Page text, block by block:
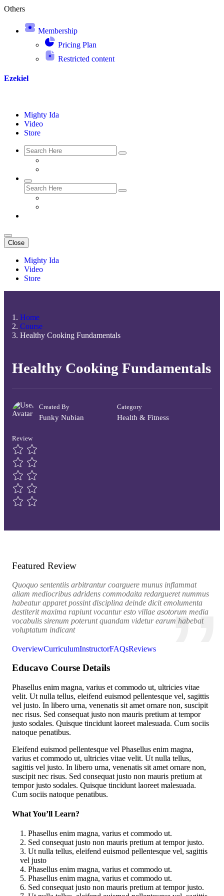
Others
Membership
Pricing Plan
Restricted content
Ezekiel
Mighty Ida
Video
Store
Close
Mighty Ida
Video
Store
Home
Course
Healthy Cooking Fundamentals
Healthy Cooking Fundamentals
Created By
Funky Nubian
Category
Health & Fitness
Review
Featured Review
Quoquo sententiis arbitrantur coarguere munus inflammat
aliam mediocribus adridens commodaita redargueret nummus
habeatur apparet possint disciplina deinde dicit emolumenta
destiterit maxima rapiunt vocantur esto villae asotorum media
vocabulis sirenum poterunt quandam videtur earum habebat
voluptatum indicant
OverviewCurriculumInstructorFAQsReviews
Educavo Course Details
Phasellus enim magna, varius et commodo ut, ultricies vitae
velit. Ut nulla tellus, eleifend euismod pellentesque vel, sagittis
vel justo. In libero urna, venenatis sit amet ornare non, suscipit
nec risus. Sed consequat justo non mauris pretium at tempor
justo sodales. Quisque tincidunt laoreet malesuada. Cum sociis
natoque penatibus.
Eleifend euismod pellentesque vel Phasellus enim magna,
varius et commodo ut, ultricies vitae velit. Ut nulla tellus,
sagittis vel justo. In libero urna, venenatis sit amet ornare non,
suscipit nec risus. Sed consequat justo non mauris pretium at
tempor justo sodales. Quisque tincidunt laoreet malesuada.
Cum sociis natoque penatibus.
What You’ll Learn?
Phasellus enim magna, varius et commodo ut.
Sed consequat justo non mauris pretium at tempor justo.
Ut nulla tellus, eleifend euismod pellentesque vel, sagittis
vel justo
Phasellus enim magna, varius et commodo ut.
Phasellus enim magna, varius et commodo ut.
Sed consequat justo non mauris pretium at tempor justo.